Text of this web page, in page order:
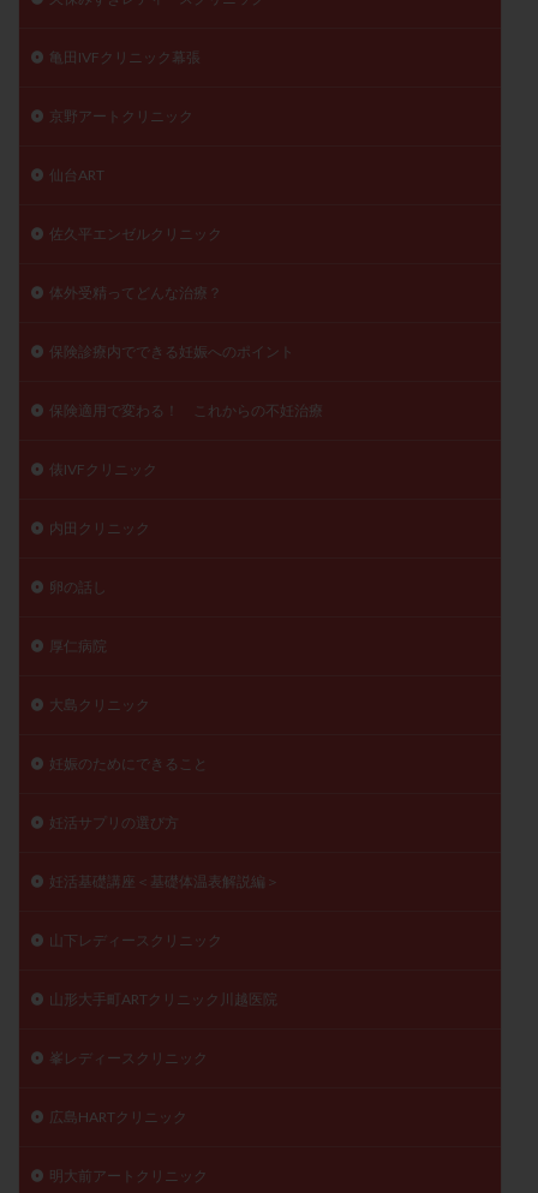
亀田IVFクリニック幕張
京野アートクリニック
仙台ART
佐久平エンゼルクリニック
体外受精ってどんな治療？
保険診療内でできる妊娠へのポイント
保険適用で変わる！ これからの不妊治療
俵IVFクリニック
内田クリニック
卵の話し
厚仁病院
大島クリニック
妊娠のためにできること
妊活サプリの選び方
妊活基礎講座＜基礎体温表解説編＞
山下レディースクリニック
山形大手町ARTクリニック川越医院
峯レディースクリニック
広島HARTクリニック
明大前アートクリニック